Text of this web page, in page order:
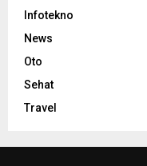
Infotekno
News
Oto
Sehat
Travel